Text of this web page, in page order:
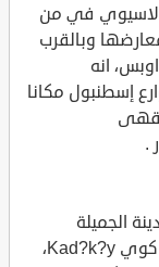
في من
وبالقرب
انه
إسطنبول مكانا
.
الجميلة
إسطنبول، ويقع تحديدا في منطقة قاضي كوي Kad?k?y،